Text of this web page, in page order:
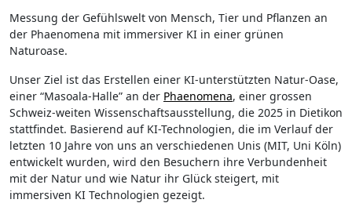
Messung der Gefühlswelt von Mensch, Tier und Pflanzen an
der Phaenomena mit immersiver KI in einer grünen
Naturoase.
Unser Ziel ist das Erstellen einer KI-unterstützten Natur-Oase,
einer “Masoala-Halle” an der Phaenomena, einer grossen
Schweiz-weiten Wissenschaftsausstellung, die 2025 in Dietikon
stattfindet. Basierend auf KI-Technologien, die im Verlauf der
letzten 10 Jahre von uns an verschiedenen Unis (MIT, Uni Köln)
entwickelt wurden, wird den Besuchern ihre Verbundenheit
mit der Natur und wie Natur ihr Glück steigert, mit
immersiven KI Technologien gezeigt.